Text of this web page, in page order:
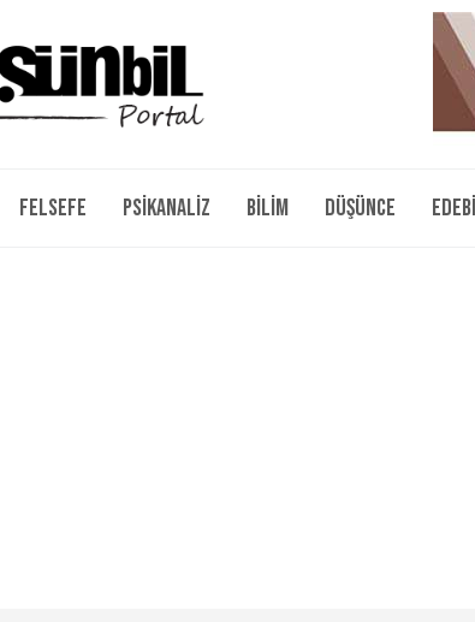
Felsefe Psikanaliz Bilim Düşünce